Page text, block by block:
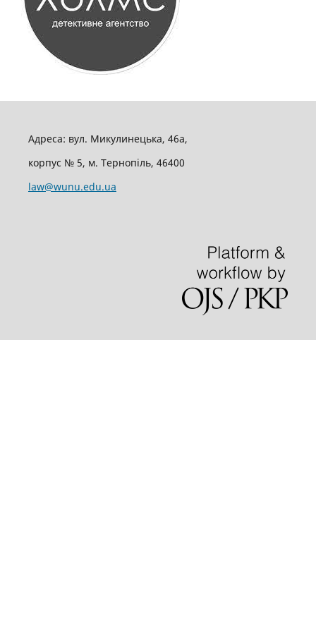
Адреса: вул. Микулинецька, 46а,
корпус № 5, м. Тернопіль, 46400
law@wunu.edu.ua